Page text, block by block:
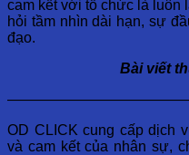
cam kết với tổ chức là luôn
hỏi tầm nhìn dài hạn, sự
đạo.
Bài viết
OD CLICK cung cấp dịch
và cam kết của nhân sự,